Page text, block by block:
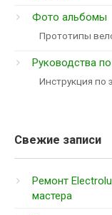
Фото альбомы
Прототипы
Руководства
Инструкция по
Свежие записи
Ремонт
мастера